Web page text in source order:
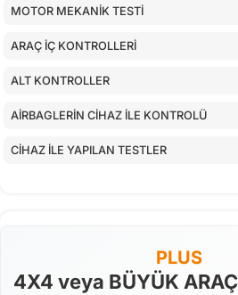
MOTOR MEKANİK TESTİ
ARAÇ İÇ KONTROLLERİ
ALT KONTROLLER
AİRBAGLERİN CİHAZ İLE KONTROLÜ
CİHAZ İLE YAPILAN TESTLER
PLUS
4X4 veya BÜYÜK